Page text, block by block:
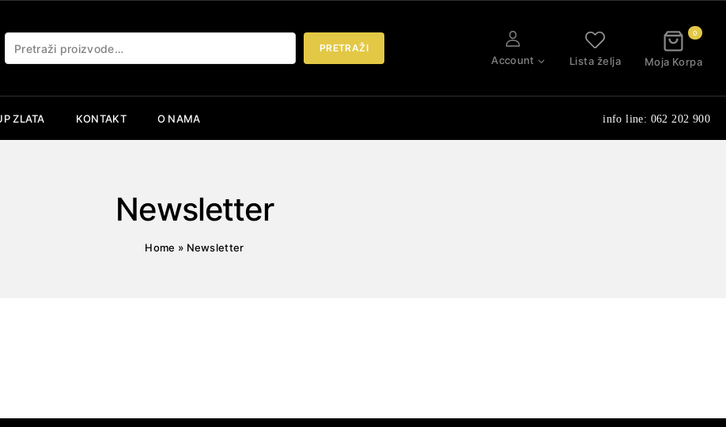
PRETRAŽI
Account Lista želja
0
Moja Korpa
ZLATA KONTAKT O NAMA info line: 062 202 900
Newsletter
Home » Newsletter